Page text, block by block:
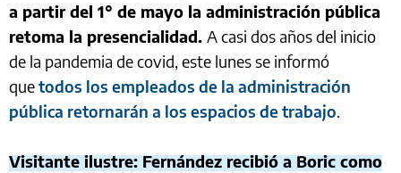
a partir del 1° de mayo la administración pública
retoma la presencialidad. A casi dos años del inicio
de la pandemia de covid, este lunes se informó
quetodos los empleados de la administración
pública retornarán a los espacios de trabajo.
Visitante ilustre: Fernández recibió a Boric como